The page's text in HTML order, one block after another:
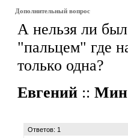
Дополнительный вопрос
А нельзя ли
"пальцем" где
только одна?
Евгений ::
Ответов: 1